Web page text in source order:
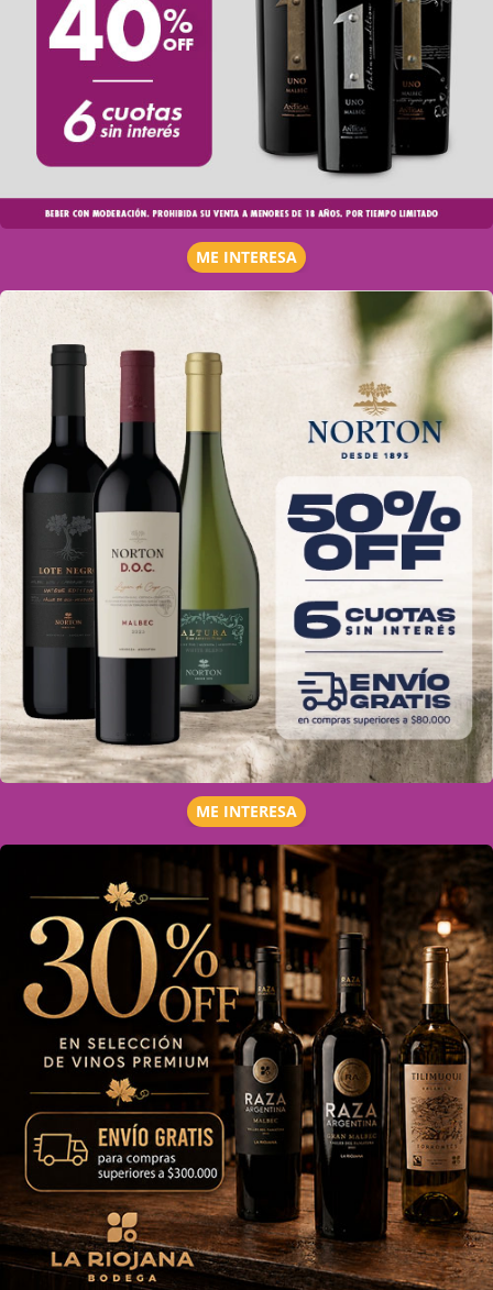
ME INTERESA
ME INTERESA